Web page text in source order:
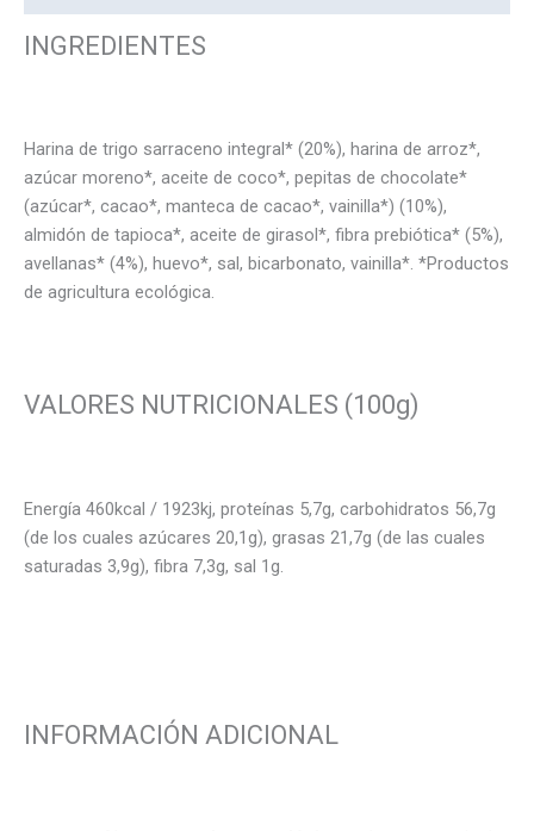
INGREDIENTES
Harina de trigo sarraceno integral* (20%), harina de arroz*,
azúcar moreno*, aceite de coco*, pepitas de chocolate*
(azúcar*, cacao*, manteca de cacao*, vainilla*) (10%),
almidón de tapioca*, aceite de girasol*, fibra prebiótica* (5%),
avellanas* (4%), huevo*, sal, bicarbonato, vainilla*. *Productos
de agricultura ecológica.
VALORES NUTRICIONALES (100g)
Energía 460kcal / 1923kj, proteínas 5,7g, carbohidratos 56,7g
(de los cuales azúcares 20,1g), grasas 21,7g (de las cuales
saturadas 3,9g), fibra 7,3g, sal 1g.
INFORMACIÓN ADICIONAL